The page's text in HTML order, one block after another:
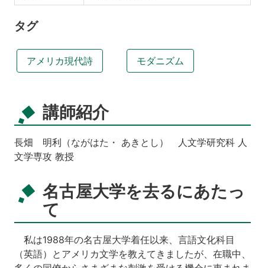
タグ
アメリカ現代詩 モダニズム
講師紹介
長畑 明利（ながはた・ あきとし） 人文学研究科 人
文学専攻 教授
名古屋大学を去るにあたっ
て
私は1988年の名古屋大学着任以来、言語文化科目
（英語）とアメリカ文学を教えてきましたが、在職中、